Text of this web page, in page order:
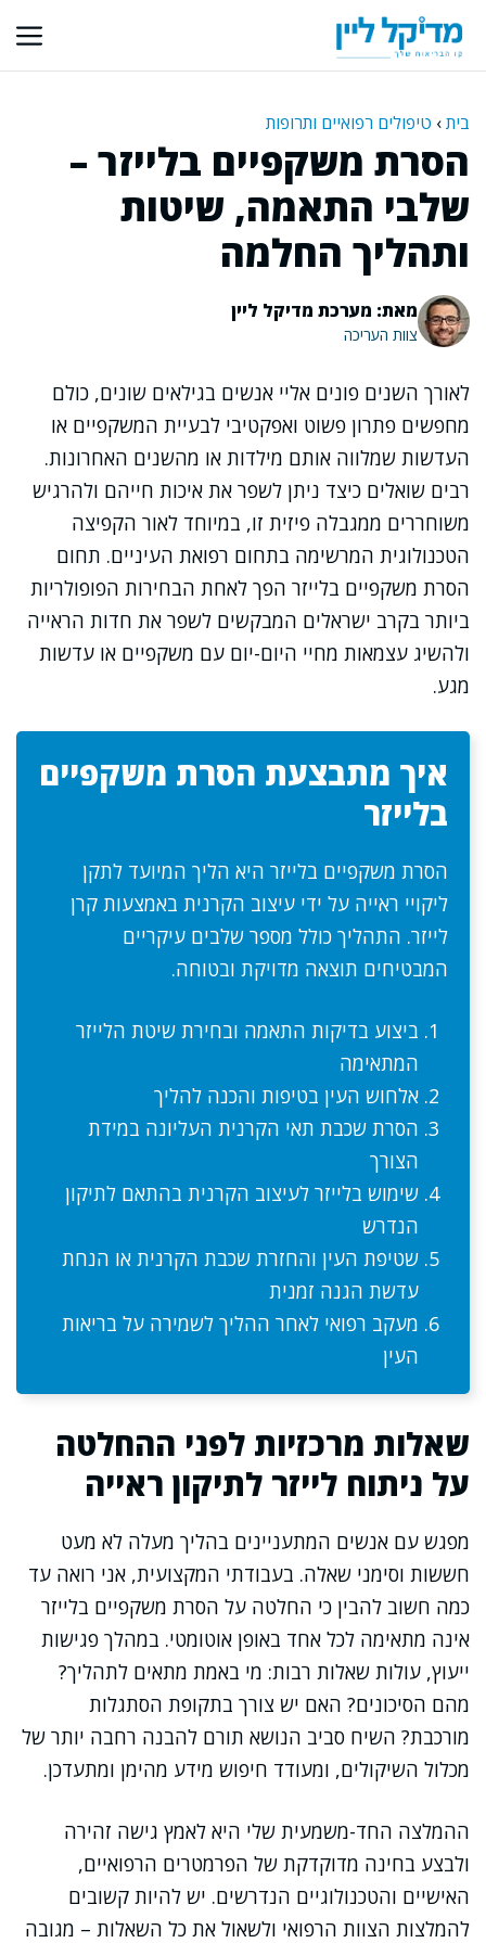
לתוכן
בית› טיפולים רפואיים ותרופות
הסרת משקפיים בלייזר –
שלבי התאמה, שיטות
ותהליך החלמה
מאת: מערכת מדיקל ליין
צוות העריכה
לאורך השנים פונים אליי אנשים בגילאים שונים, כולם
מחפשים פתרון פשוט ואפקטיבי לבעיית המשקפיים או
העדשות שמלווה אותם מילדות או מהשנים האחרונות.
רבים שואלים כיצד ניתן לשפר את איכות חייהם ולהרגיש
משוחררים ממגבלה פיזית זו, במיוחד לאור הקפיצה
הטכנולוגית המרשימה בתחום רפואת העיניים. תחום
הסרת משקפיים בלייזר הפך לאחת הבחירות הפופולריות
ביותר בקרב ישראלים המבקשים לשפר את חדות הראייה
ולהשיג עצמאות מחיי היום-יום עם משקפיים או עדשות
מגע.
איך מתבצעת הסרת משקפיים
בלייזר
הסרת משקפיים בלייזר היא הליך המיועד לתקן
ליקויי ראייה על ידי עיצוב הקרנית באמצעות קרן
לייזר. התהליך כולל מספר שלבים עיקריים
המבטיחים תוצאה מדויקת ובטוחה.
ביצוע בדיקות התאמה ובחירת שיטת הלייזר
המתאימה
אלחוש העין בטיפות והכנה להליך
הסרת שכבת תאי הקרנית העליונה במידת
הצורך
שימוש בלייזר לעיצוב הקרנית בהתאם לתיקון
הנדרש
שטיפת העין והחזרת שכבת הקרנית או הנחת
עדשת הגנה זמנית
מעקב רפואי לאחר ההליך לשמירה על בריאות
העין
שאלות מרכזיות לפני ההחלטה
על ניתוח לייזר לתיקון ראייה
מפגש עם אנשים המתעניינים בהליך מעלה לא מעט
חששות וסימני שאלה. בעבודתי המקצועית, אני רואה עד
כמה חשוב להבין כי החלטה על הסרת משקפיים בלייזר
אינה מתאימה לכל אחד באופן אוטומטי. במהלך פגישות
ייעוץ, עולות שאלות רבות: מי באמת מתאים לתהליך?
מהם הסיכונים? האם יש צורך בתקופת הסתגלות
מורכבת? השיח סביב הנושא תורם להבנה רחבה יותר של
מכלול השיקולים, ומעודד חיפוש מידע מהימן ומתעדכן.
ההמלצה החד-משמעית שלי היא לאמץ גישה זהירה
ולבצע בחינה מדוקדקת של הפרמטרים הרפואיים,
האישיים והטכנולוגיים הנדרשים. יש להיות קשובים
להמלצות הצוות הרפואי ולשאול את כל השאלות – מגובה